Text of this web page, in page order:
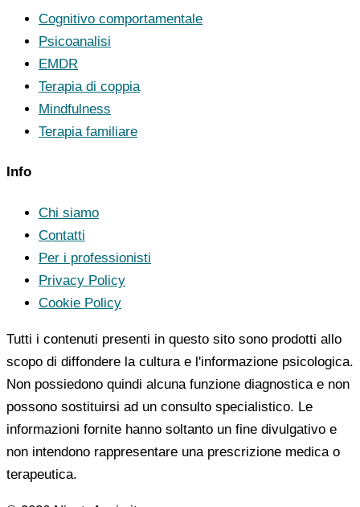
Cognitivo comportamentale
Psicoanalisi
EMDR
Terapia di coppia
Mindfulness
Terapia familiare
Info
Chi siamo
Contatti
Per i professionisti
Privacy Policy
Cookie Policy
Tutti i contenuti presenti in questo sito sono prodotti allo
scopo di diffondere la cultura e l'informazione psicologica.
Non possiedono quindi alcuna funzione diagnostica e non
possono sostituirsi ad un consulto specialistico. Le
informazioni fornite hanno soltanto un fine divulgativo e
non intendono rappresentare una prescrizione medica o
terapeutica.